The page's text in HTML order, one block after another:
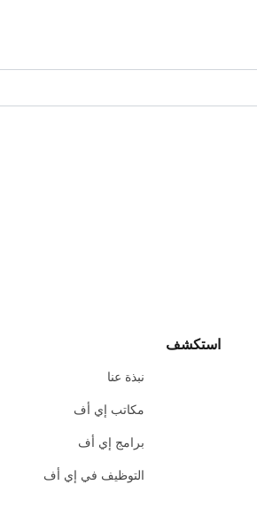
استكشف
نبذة عنا
مكاتب إي أف
برامج إي أف
التوظيف في إي أف